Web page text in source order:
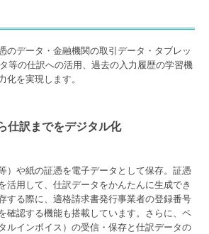
のデータ・金融機関の取引データ・タブレッ
等の仕訳への活用、過去の入力履歴の学習機
化を実現します。
仕訳までをデジタル化
）や紙の証憑を電子データとして保存。証憑
活用して、仕訳データをかんたんに生成でき
する際に、適格請求書発行事業者の登録番号
確認する機能も搭載しています。さらに、ペ
ルインボイス）の受信・保存と仕訳データの